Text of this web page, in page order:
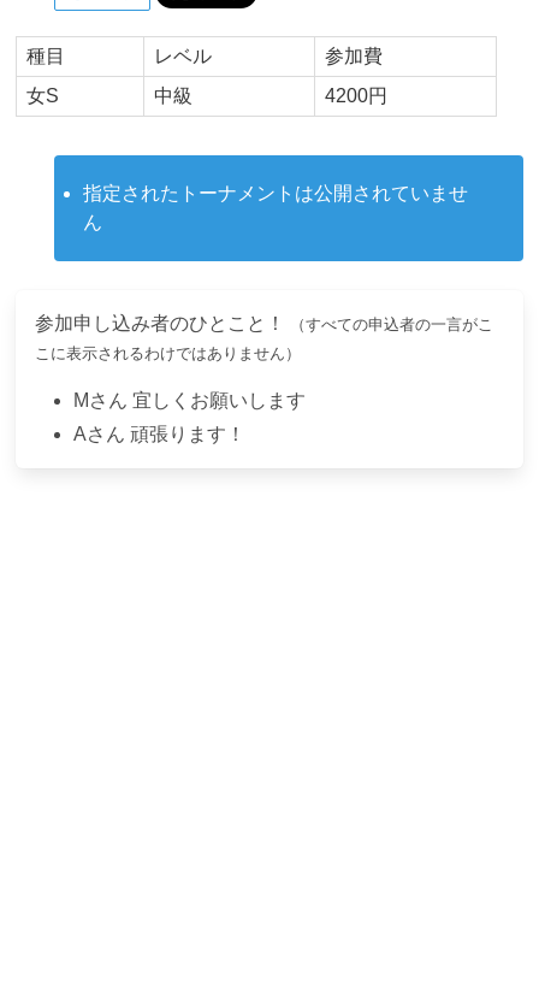
種目 レベル
参加費
女S
中級 4200円
指定されたトーナメントは公開されていませ
ん
参加申し込み者のひとこと！
（すべての申込者の一言がこ
こに表示されるわけではありません）
M さん 宜しくお願いします
Aさん 頑張ります！